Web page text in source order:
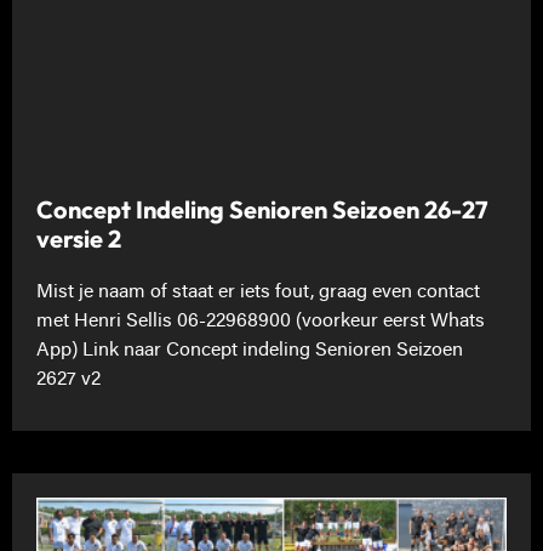
Concept Indeling Senioren Seizoen 26-27
versie 2
Mist je naam of staat er iets fout, graag even contact
met Henri Sellis 06-22968900 (voorkeur eerst Whats
App) Link naar Concept indeling Senioren Seizoen
2627 v2